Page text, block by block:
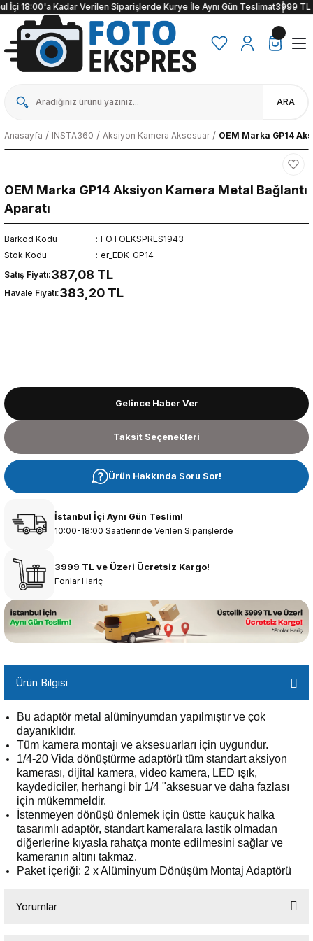
18:00'a Kadar Verilen Siparişlerde Kurye İle Aynı Gün Teslimat3999 TL
ARA
Anasayfa INSTA360 Aksiyon Kamera Aksesuar OEM Marka GP14
OEM Marka GP14 Aksiyon Kamera Metal Bağlantı
Aparatı
Barkod Kodu
FOTOEKSPRES1943
Stok Kodu
er_EDK-GP14
Satış Fiyatı:387,08 TL
Havale Fiyatı:383,20 TL
Gelince Haber Ver
Taksit Seçenekleri
Ürün Hakkında Soru Sor!
İstanbul İçi Aynı Gün Teslim!
10:00-18:00 Saatlerinde Verilen Siparişlerde
3999 TL ve Üzeri Ücretsiz Kargo!
Fonlar Hariç
Ürün Bilgisi
Bu adaptör metal alüminyumdan yapılmıştır ve çok
dayanıklıdır.
Tüm kamera montajı ve aksesuarları için uygundur.
1/4-20 Vida dönüştürme adaptörü tüm standart aksiyon
kamerası, dijital kamera, video kamera, LED ışık,
kaydediciler, herhangi bir 1/4 "aksesuar ve daha fazlası
için mükemmeldir.
İstenmeyen dönüşü önlemek için üstte kauçuk halka
tasarımlı adaptör, standart kameralara lastik olmadan
diğerlerine kıyasla rahatça monte edilmesini sağlar ve
kameranın altını takmaz.
Paket içeriği: 2 x Alüminyum Dönüşüm Montaj Adaptörü
Yorumlar